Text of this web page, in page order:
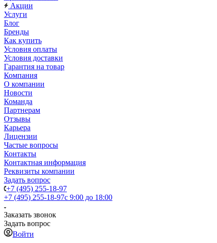
Акции
Услуги
Блог
Бренды
Как купить
Условия оплаты
Условия доставки
Гарантия на товар
Компания
О компании
Новости
Команда
Партнерам
Отзывы
Карьера
Лицензии
Частые вопросы
Контакты
Контактная информация
Реквизиты компании
Задать вопрос
+7 (495) 255-18-97
+7 (495) 255-18-97с 9:00 до 18:00
Заказать звонок
Задать вопрос
Войти